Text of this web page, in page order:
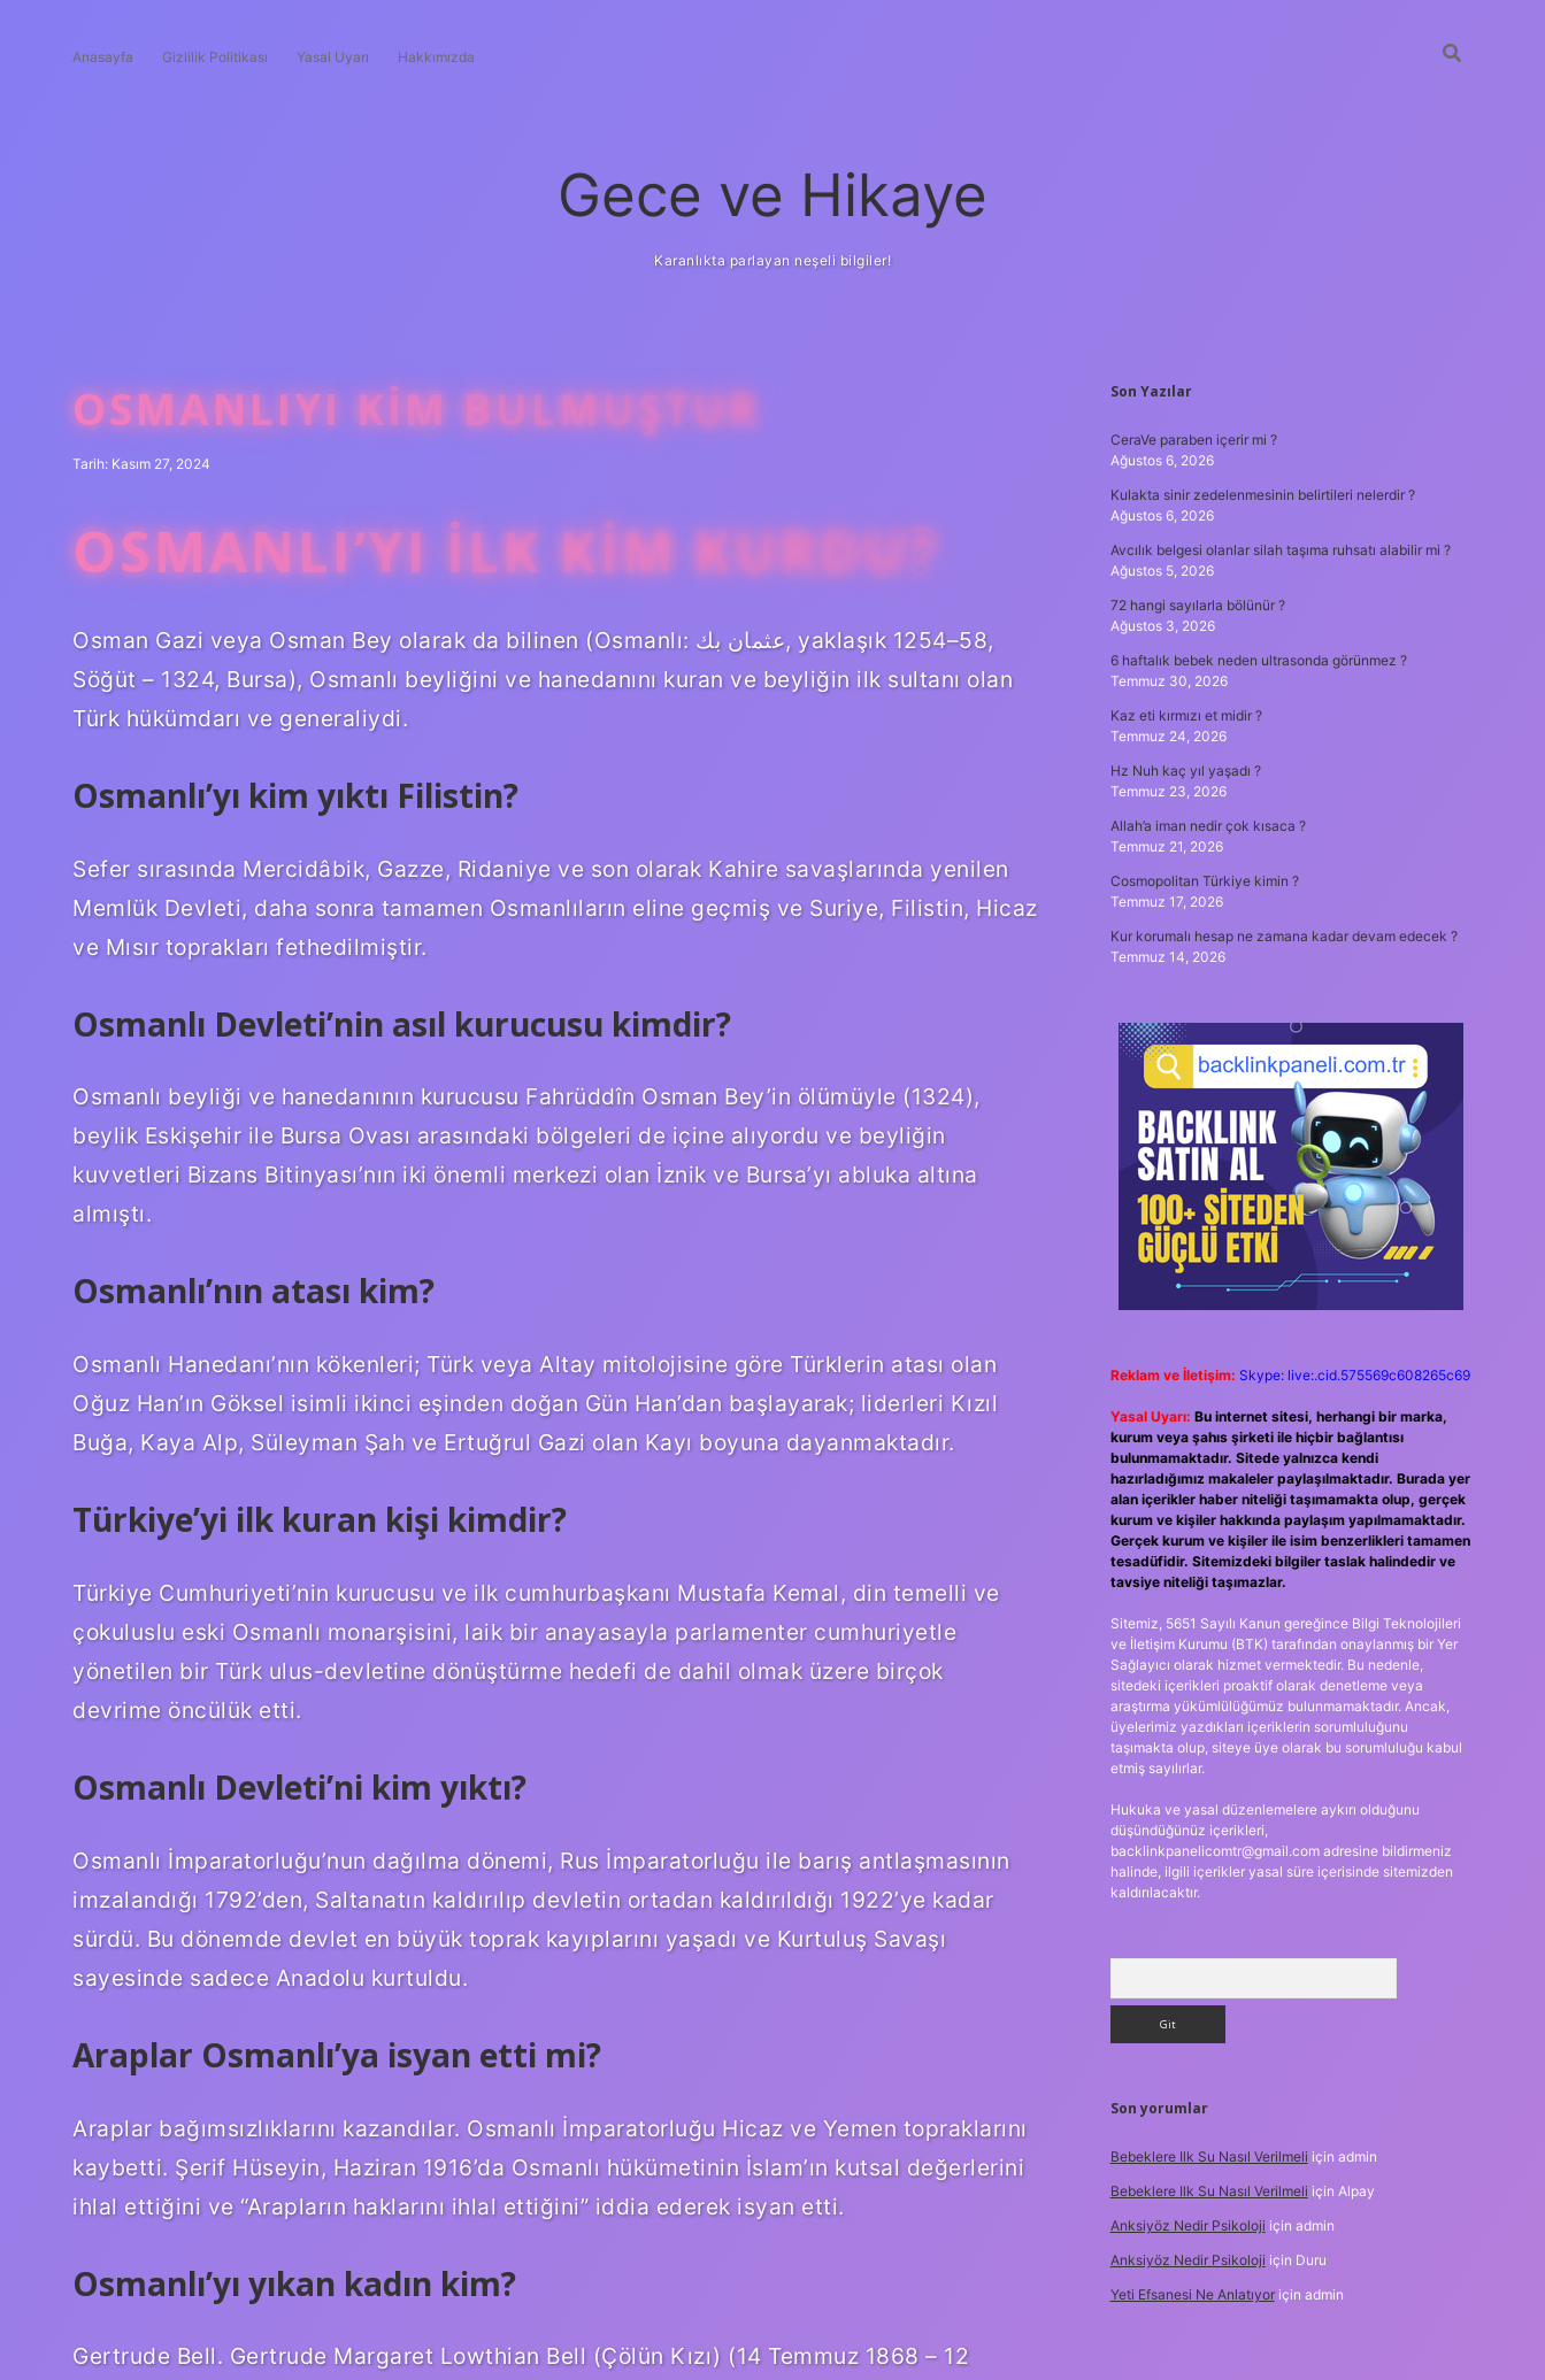
Anasayfa Gizlilik Politikası Yasal Uyarı Hakkımızda
Gece ve Hikaye
Karanlıkta parlayan neşeli bilgiler!
OSMANLIYI KIM BULMUŞTUR
Tarih: Kasım 27, 2024
OSMANLI’YI ILK KIM KURDU?
Osman Gazi veya Osman Bey olarak da bilinen (Osmanlı: عثمان بك, yaklaşık 1254–58,
Söğüt – 1324, Bursa), Osmanlı beyliğini ve hanedanını kuran ve beyliğin ilk sultanı olan
Türk hükümdarı ve generaliydi.
Osmanlı’yı kim yıktı Filistin?
Sefer sırasında Mercidâbik, Gazze, Ridaniye ve son olarak Kahire savaşlarında yenilen
Memlük Devleti, daha sonra tamamen Osmanlıların eline geçmiş ve Suriye, Filistin, Hicaz
ve Mısır toprakları fethedilmiştir.
Osmanlı Devleti’nin asıl kurucusu kimdir?
Osmanlı beyliği ve hanedanının kurucusu Fahrüddîn Osman Bey’in ölümüyle (1324),
beylik Eskişehir ile Bursa Ovası arasındaki bölgeleri de içine alıyordu ve beyliğin
kuvvetleri Bizans Bitinyası’nın iki önemli merkezi olan İznik ve Bursa’yı abluka altına
almıştı.
Osmanlı’nın atası kim?
Osmanlı Hanedanı’nın kökenleri; Türk veya Altay mitolojisine göre Türklerin atası olan
Oğuz Han’ın Göksel isimli ikinci eşinden doğan Gün Han’dan başlayarak; liderleri Kızıl
Buğa, Kaya Alp, Süleyman Şah ve Ertuğrul Gazi olan Kayı boyuna dayanmaktadır.
Türkiye’yi ilk kuran kişi kimdir?
Türkiye Cumhuriyeti’nin kurucusu ve ilk cumhurbaşkanı Mustafa Kemal, din temelli ve
çokuluslu eski Osmanlı monarşisini, laik bir anayasayla parlamenter cumhuriyetle
yönetilen bir Türk ulus-devletine dönüştürme hedefi de dahil olmak üzere birçok
devrime öncülük etti.
Osmanlı Devleti’ni kim yıktı?
Osmanlı İmparatorluğu’nun dağılma dönemi, Rus İmparatorluğu ile barış antlaşmasının
imzalandığı 1792’den, Saltanatın kaldırılıp devletin ortadan kaldırıldığı 1922’ye kadar
sürdü. Bu dönemde devlet en büyük toprak kayıplarını yaşadı ve Kurtuluş Savaşı
sayesinde sadece Anadolu kurtuldu.
Araplar Osmanlı’ya isyan etti mi?
Araplar bağımsızlıklarını kazandılar. Osmanlı İmparatorluğu Hicaz ve Yemen topraklarını
kaybetti. Şerif Hüseyin, Haziran 1916’da Osmanlı hükümetinin İslam’ın kutsal değerlerini
ihlal ettiğini ve “Arapların haklarını ihlal ettiğini” iddia ederek isyan etti.
Osmanlı’yı yıkan kadın kim?
Gertrude Bell. Gertrude Margaret Lowthian Bell (Çölün Kızı) (14 Temmuz 1868 – 12
SIDEBAR
Son Yazılar
CeraVe paraben içerir mi ?
Ağustos 6, 2026
Kulakta sinir zedelenmesinin belirtileri nelerdir ?
Ağustos 6, 2026
Avcılık belgesi olanlar silah taşıma ruhsatı alabilir mi ?
Ağustos 5, 2026
72 hangi sayılarla bölünür ?
Ağustos 3, 2026
6 haftalık bebek neden ultrasonda görünmez ?
Temmuz 30, 2026
Kaz eti kırmızı et midir ?
Temmuz 24, 2026
Hz Nuh kaç yıl yaşadı ?
Temmuz 23, 2026
Allah’a iman nedir çok kısaca ?
Temmuz 21, 2026
Cosmopolitan Türkiye kimin ?
Temmuz 17, 2026
Kur korumalı hesap ne zamana kadar devam edecek ?
Temmuz 14, 2026
Reklam ve İletişim: Skype: live:.cid.575569c608265c69
Yasal Uyarı: Bu internet sitesi, herhangi bir marka,
kurum veya şahıs şirketi ile hiçbir bağlantısı
bulunmamaktadır. Sitede yalnızca kendi
hazırladığımız makaleler paylaşılmaktadır. Burada yer
alan içerikler haber niteliği taşımamakta olup, gerçek
kurum ve kişiler hakkında paylaşım yapılmamaktadır.
Gerçek kurum ve kişiler ile isim benzerlikleri tamamen
tesadüfidir. Sitemizdeki bilgiler taslak halindedir ve
tavsiye niteliği taşımazlar.
Sitemiz, 5651 Sayılı Kanun gereğince Bilgi Teknolojileri
ve İletişim Kurumu (BTK) tarafından onaylanmış bir Yer
Sağlayıcı olarak hizmet vermektedir. Bu nedenle,
sitedeki içerikleri proaktif olarak denetleme veya
araştırma yükümlülüğümüz bulunmamaktadır. Ancak,
üyelerimiz yazdıkları içeriklerin sorumluluğunu
taşımakta olup, siteye üye olarak bu sorumluluğu kabul
etmiş sayılırlar.
Hukuka ve yasal düzenlemelere aykırı olduğunu
düşündüğünüz içerikleri,
backlinkpanelicomtr@gmail.comadresine bildirmeniz
halinde, ilgili içerikler yasal süre içerisinde sitemizden
kaldırılacaktır.
Son yorumlar
Bebeklere Ilk Su Nasıl Verilmeli için admin
Bebeklere Ilk Su Nasıl Verilmeli için Alpay
Anksiyöz Nedir Psikoloji için admin
Anksiyöz Nedir Psikoloji için Duru
Yeti Efsanesi Ne Anlatıyoriçin admin